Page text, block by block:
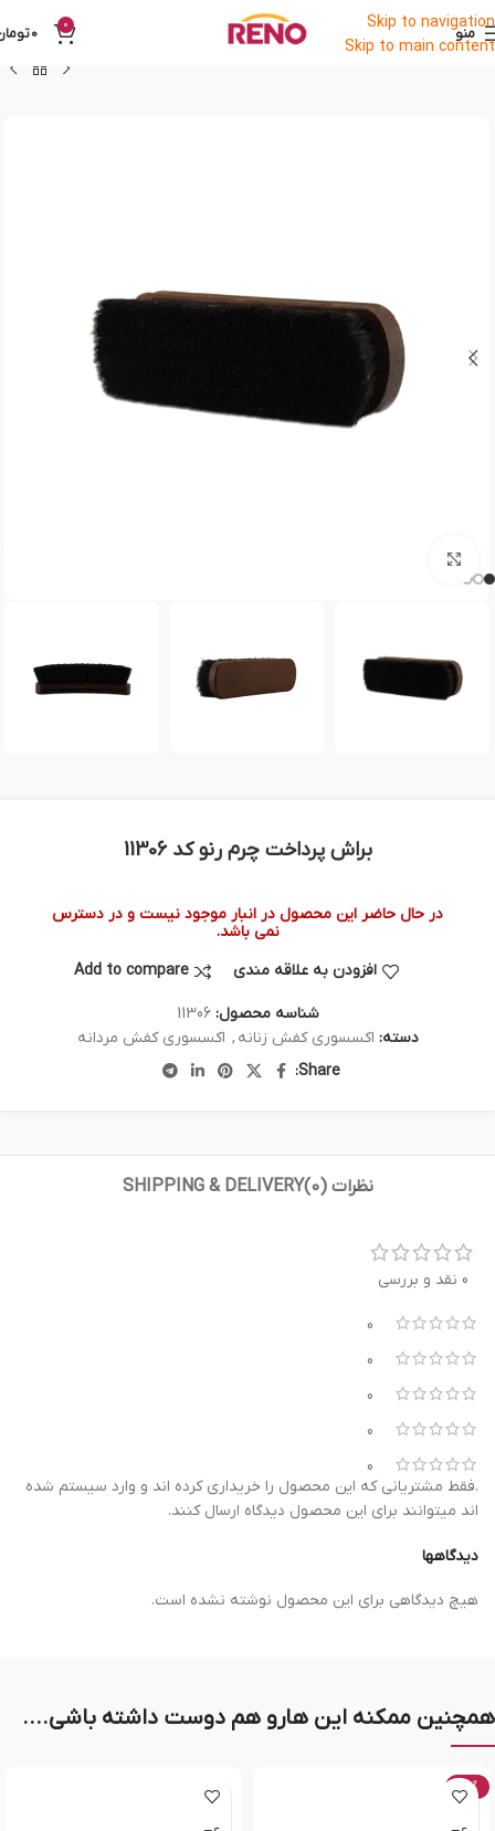
Skip to navigation
Skip to main content
منو 0
0
براش پرداخت چرم رنو کد 11306
در حال حاضر این محصول در انبار موجود نیست و در دسترس
نمی باشد.
افزودن به علاقه مندی
Add to compare
شناسه محصول:11306
دسته: اکسسوری کفش زنانه , اکسسوری کفش مردانه
Share:
نظرات (0) SHIPPING & DELIVERY
0 نقد و بررسی
0
0
0
0
0
دیدگاهها
هیچ دیدگاهی برای این محصول نوشته نشده است.
.فقط مشتریانی که این محصول را خریداری کرده اند و وارد سیستم شده
اند میتوانند برای این محصول دیدگاه ارسال کنند.
همچنین ممکنه این هارو هم دوست داشته باشی....
-20%